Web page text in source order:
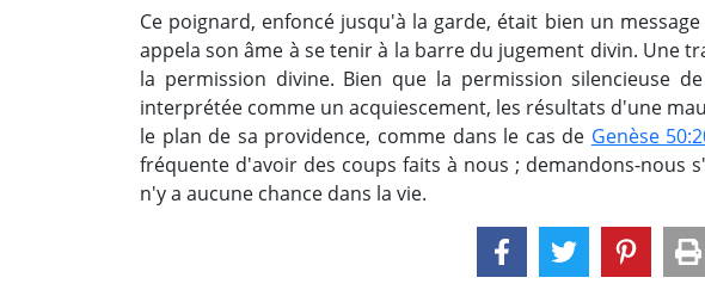
Ce poignard, enfoncé jusqu'à la garde, était bien un
appela son âme à se tenir à la barre du jugement divin. Une
la permission divine. Bien que la permission silencieuse
interprétée comme un acquiescement, les résultats d'une
le plan de sa providence, comme dans le cas de Genèse
fréquente d'avoir des coups faits à nous ; demandons-nous
n'y a aucune chance dans la vie.